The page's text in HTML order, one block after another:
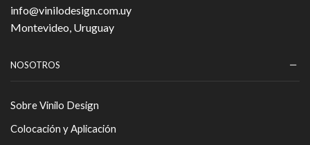
info@vinilodesign.com.uy
Montevideo, Uruguay
NOSOTROS
Sobre Vinilo Design
Colocación y Aplicación